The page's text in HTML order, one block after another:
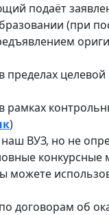
подаёт
(при
пределах целевой
рамках
)
ВУЗ, но не
можете
договорам об